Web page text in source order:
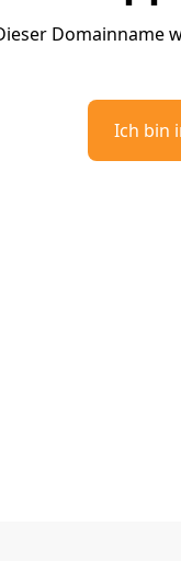
Domainname
Ich bin